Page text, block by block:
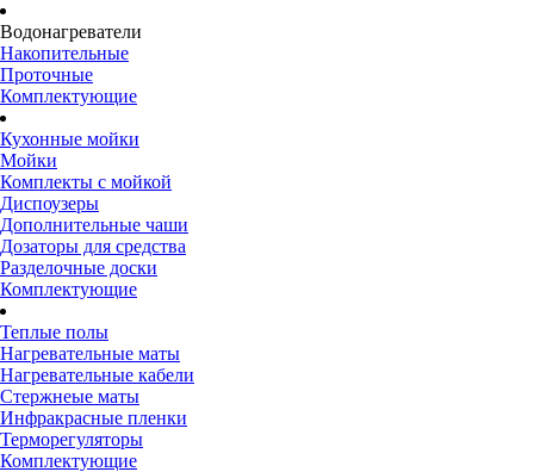
Водонагреватели
Накопительные
Проточные
Комплектующие
Кухонные мойки
Мойки
Комплекты с мойкой
Диспоузеры
Дополнительные чаши
Дозаторы для средства
Разделочные доски
Комплектующие
Теплые полы
Нагревательные маты
Нагревательные кабели
Стержнеые маты
Инфракрасные пленки
Терморегуляторы
Комплектующие